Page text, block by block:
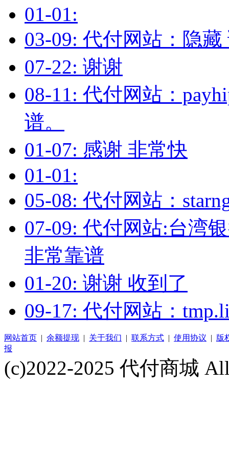
01-01:
03-09: 代付网站：隐
07-22: 谢谢
08-11: 代付网站：
谱。
01-07: 感谢 非常快
01-01:
05-08: 代付网站：
07-09: 代付网站:台湾
非常靠谱
01-20: 谢谢 收到了
09-17: 代付网站：
网站首页 | 余额提现 | 关于我们 | 联系方式 | 使用协议 | 版
报
(c)2022-2025 代付商城